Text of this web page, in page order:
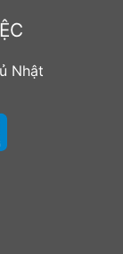
Nhật